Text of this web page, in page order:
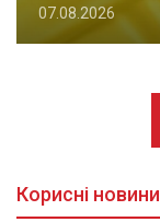
07.08.2026
Корисні новини